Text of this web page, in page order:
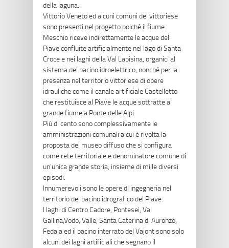
della laguna.
Vittorio Veneto ed alcuni comuni del vittoriese
sono presenti nel progetto poiché il fiume
Meschio riceve indirettamente le acque del
Piave confluite artificialmente nel lago di Santa
Croce e nei laghi della Val Lapisina, organici al
sistema del bacino idroelettrico, nonché per la
presenza nel territorio vittoriese di opere
idrauliche come il canale artificiale Castelletto
che restituisce al Piave le acque sottratte al
grande fiume a Ponte delle Alpi.
Più di cento sono complessivamente le
amministrazioni comunali a cui è rivolta la
proposta del museo diffuso che si configura
come rete territoriale e denominatore comune di
un'unica grande storia, insieme di mille diversi
episodi.
Innumerevoli sono le opere di ingegneria nel
territorio del bacino idrografico del Piave.
I laghi di Centro Cadore, Pontesei, Val
Gallina,Vodo, Valle, Santa Caterina di Auronzo,
Fedaia ed il bacino interrato del Vajont sono solo
alcuni dei laghi artificiali che segnano il